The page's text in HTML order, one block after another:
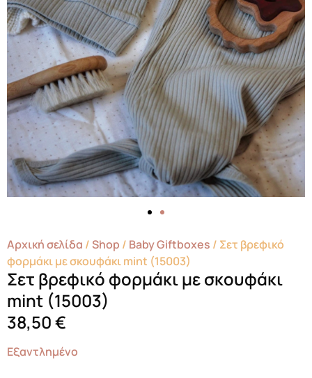
Αρχική σελίδα / Shop / Baby Giftboxes / Σετ βρεφικό
φορμάκι με σκουφάκι mint (15003)
Σετ βρεφικό φορμάκι με σκουφάκι
mint (15003)
38,50€
Εξαντλημένο